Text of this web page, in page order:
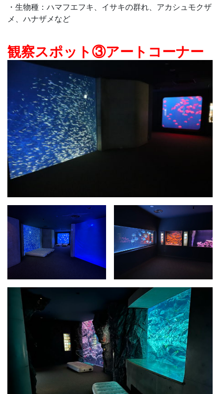
・生物種：ハマフエフキ、イサキの群れ、アカシュモクザ
メ、ハナザメなど
観察スポット③アートコーナー